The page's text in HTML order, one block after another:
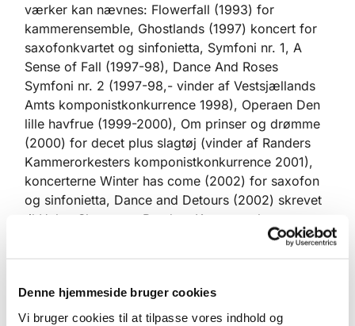
Denne hjemmeside bruger cookies
Vi bruger cookies til at tilpasse vores indhold og
værker kan nævnes: Flowerfall (1993) for
kammerensemble, Ghostlands (1997) koncert for
saxofonkvartet og sinfonietta, Symfoni nr. 1, A
Sense of Fall (1997-98), Dance And Roses
Symfoni nr. 2 (1997-98,- vinder af Vestsjællands
Amts komponistkonkurrence 1998), Operaen Den
lille havfrue (1999-2000), Om prinser og drømme
(2000) for decet plus slagtøj (vinder af Randers
Kammerorkesters komponistkonkurrence 2001),
koncerterne Winter has come (2002) for saxofon
og sinfonietta, Dance and Detours (2002) skrevet
til Helge Slaatto og Randers Kammerorkester og
strygerorkester, orkestereventyret Tommelise
og fortæller, operaen Edens Gave (2005-06) over
roman af Svend Åge Madsen, samt Of Fire and